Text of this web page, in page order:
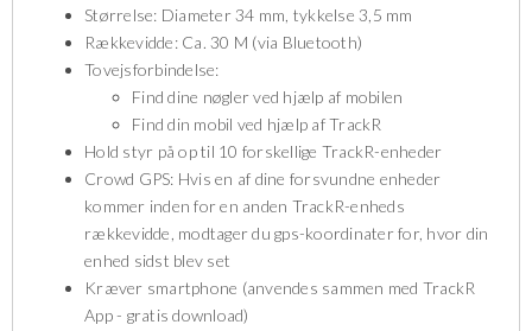
Størrelse: Diameter 34 mm, tykkelse 3,5 mm
Rækkevidde: Ca. 30 M (via Bluetooth)
Tovejsforbindelse:
Find dine nøgler ved hjælp af mobilen
Find din mobil ved hjælp af TrackR
Hold styr på op til 10 forskellige TrackR-enheder
Crowd GPS: Hvis en af dine forsvundne enheder
kommer inden for en anden TrackR-enheds
rækkevidde, modtager du gps-koordinater for, hvor din
enhed sidst blev set
Kræver smartphone (anvendes sammen med TrackR
App - gratis download)